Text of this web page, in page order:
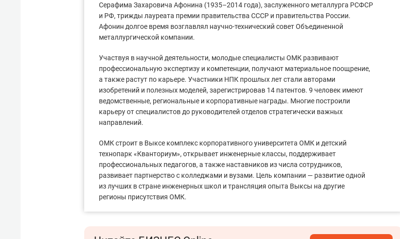
Серафима Захаровича Афонина (1935–2014 года), заслуженного металлурга РСФСР
и РФ, трижды лауреата премии правительства СССР и правительства России.
Афонин долгое время возглавлял научно-технический совет Объединенной
металлургической компании.
Участвуя в научной деятельности, молодые специалисты ОМК развивают
профессиональную экспертизу и компетенции, получают материальное поощрение,
а также растут по карьере. Участники НПК прошлых лет стали авторами
изобретений и полезных моделей, зарегистрировав 14 патентов. 9 человек имеют
ведомственные, региональные и корпоративные награды. Многие построили
карьеру от специалистов до руководителей отделов стратегически важных
направлений.
ОМК строит в Выксе комплекс корпоративного университета ОМК и детский
технопарк «Кванториум», открывает инженерные классы, поддерживает
профессиональных педагогов, а также наставников из числа сотрудников,
развивает партнерство с колледжами и вузами. Цель компании — развитие одной
из лучших в стране инженерных школ и трансляция опыта Выксы на другие
регионы присутствия ОМК.